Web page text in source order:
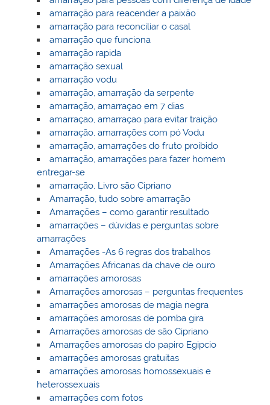
amarração para reacender a paixão
amarração para reconciliar o casal
amarração que funciona
amarração rapida
amarração sexual
amarração vodu
amarração, amarração da serpente
amarração, amarraçao em 7 dias
amarraçao, amarraçao para evitar traição
amarração, amarrações com pó Vodu
amarração, amarrações do fruto proibido
amarração, amarrações para fazer homem
entregar-se
amarração, Livro são Cipriano
Amarração, tudo sobre amarração
Amarrações – como garantir resultado
amarrações – dúvidas e perguntas sobre
amarrações
Amarrações -As 6 regras dos trabalhos
Amarrações Africanas da chave de ouro
amarrações amorosas
Amarrações amorosas – perguntas frequentes
amarrações amorosas de magia negra
amarrações amorosas de pomba gira
Amarrações amorosas de são Cipriano
Amarrações amorosas do papiro Egipcio
amarrações amorosas gratuitas
amarrações amorosas homossexuais e
heterossexuais
amarrações com fotos